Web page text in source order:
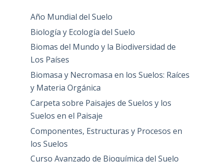
Año Mundial del Suelo
Biología y Ecología del Suelo
Biomas del Mundo y la Biodiversidad de
Los Países
Biomasa y Necromasa en los Suelos: Raíces
y Materia Orgánica
Carpeta sobre Paisajes de Suelos y los
Suelos en el Paisaje
Componentes, Estructuras y Procesos en
los Suelos
Curso Avanzado de Bioquímica del Suelo